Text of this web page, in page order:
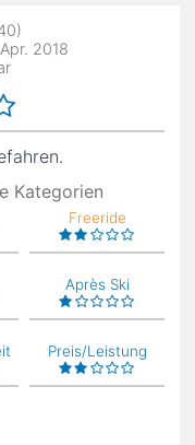
2018
Kategorien
Freeride
Après Ski
Preis/Leistung